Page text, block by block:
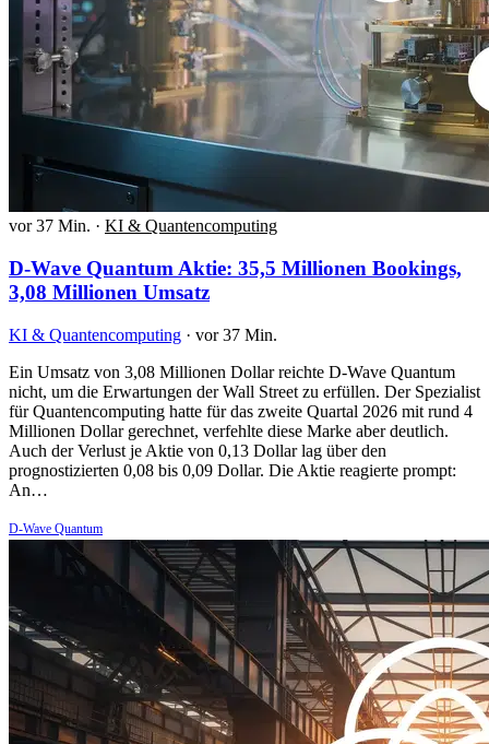
vor 37 Min. · KI & Quantencomputing
D-Wave Quantum Aktie: 35,5 Millionen Bookings,
3,08 Millionen Umsatz
KI & Quantencomputing · vor 37 Min.
Ein Umsatz von 3,08 Millionen Dollar reichte D-Wave Quantum
nicht, um die Erwartungen der Wall Street zu erfüllen. Der Spezialist
für Quantencomputing hatte für das zweite Quartal 2026 mit rund 4
Millionen Dollar gerechnet, verfehlte diese Marke aber deutlich.
Auch der Verlust je Aktie von 0,13 Dollar lag über den
prognostizierten 0,08 bis 0,09 Dollar. Die Aktie reagierte prompt:
An…
D-Wave Quantum